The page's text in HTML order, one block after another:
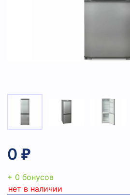
0 ₽
+ 0 бонусов
нет в наличии